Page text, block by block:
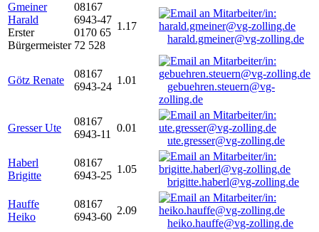
Gmeiner
Harald
Erster
Bürgermeister
08167
6943-47
0170 65
72 528
1.17
harald.gmeiner@vg-zolling.de
Götz Renate
08167
6943-24
1.01
gebuehren.steuern@vg-
zolling.de
Gresser Ute
08167
6943-11
0.01
ute.gresser@vg-zolling.de
Haberl
Brigitte
08167
6943-25
1.05
brigitte.haberl@vg-zolling.de
Hauffe
Heiko
08167
6943-60
2.09
heiko.hauffe@vg-zolling.de